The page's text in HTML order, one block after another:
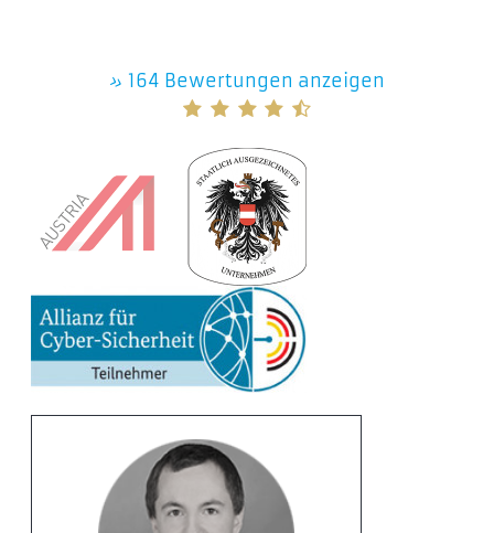
» 164 Bewertungen anzeigen